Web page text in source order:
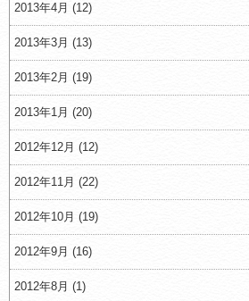
2013年4月 (12)
2013年3月 (13)
2013年2月 (19)
2013年1月 (20)
2012年12月 (12)
2012年11月 (22)
2012年10月 (19)
2012年9月 (16)
2012年8月 (1)